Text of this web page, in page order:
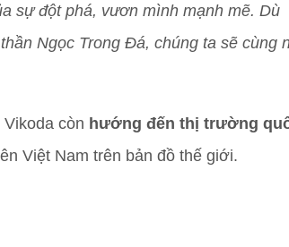
sự đột phá, vươn mình mạnh mẽ. Dù
Ngọc Trong Đá, chúng ta sẽ cùng
Vikoda còn hướng đến thị trường
Việt Nam trên bản đồ thế giới.